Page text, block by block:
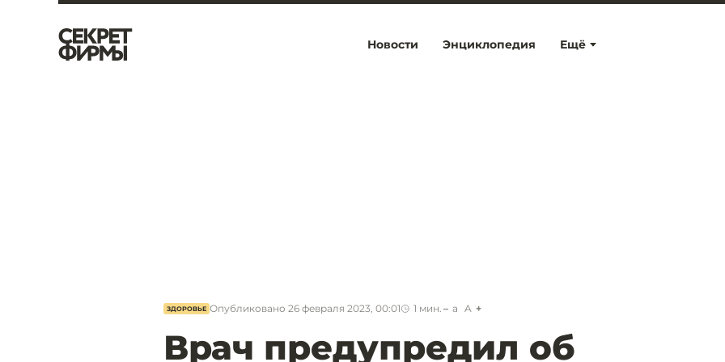
Ещё
Новости Энциклопедия
ЗДОРОВЬЕ Опубликовано 26 февраля 2023, 00:01 1 мин. a A
Врач предупредил об